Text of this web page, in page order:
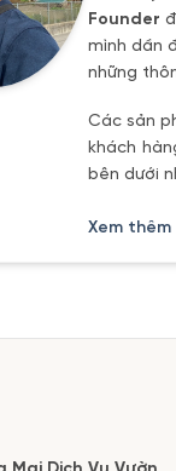
Founder
mình dần
những
Các sản
khách
bên dưới
Xem